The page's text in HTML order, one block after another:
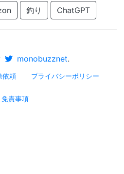
釣り ChatGPT
monobuzznet.
依頼 プライバシーポリシー
免責事項